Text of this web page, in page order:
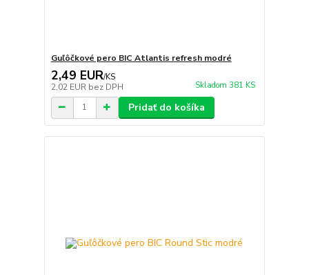
Guľôčkové pero BIC Atlantis refresh modré
2,49 EUR/KS
2,02 EUR bez DPH Skladom 381 KS
Pridať do košíka